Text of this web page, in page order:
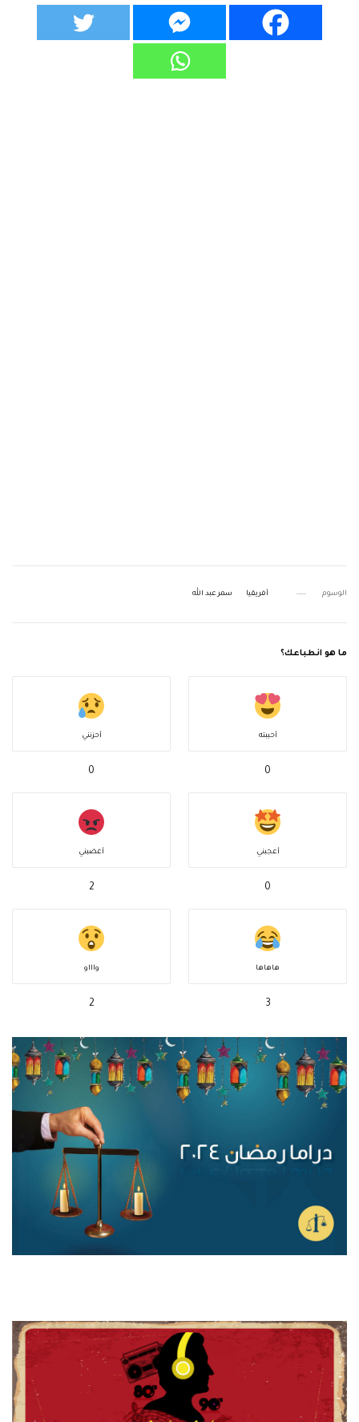
الوسوم أفريقيا سمر عبد الله
ما هو انطباعك؟
أحببته
0
أحزنني
0
أعجبني
0
أغضبني
2
هاهاها
3
واااو
2